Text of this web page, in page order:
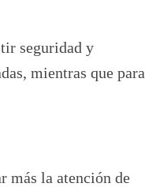
seguridad y
mientras que para
más la atención de